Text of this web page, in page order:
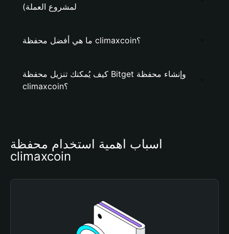
لمشروع العملة)
ما هي أفضل محفظة climaxcoin؟
كيف يُمكنك تنزيل محفظة Bitget وإنشاء محفظة
climaxcoin؟
أسباب أهمية استخدام محفظة
climaxcoin